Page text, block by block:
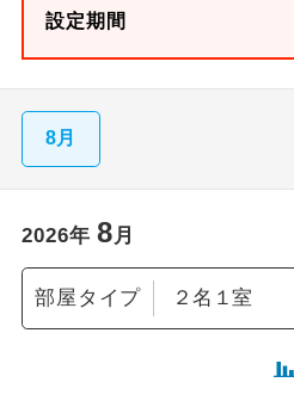
設定期間
8月
2026年 8月
部屋タイプ